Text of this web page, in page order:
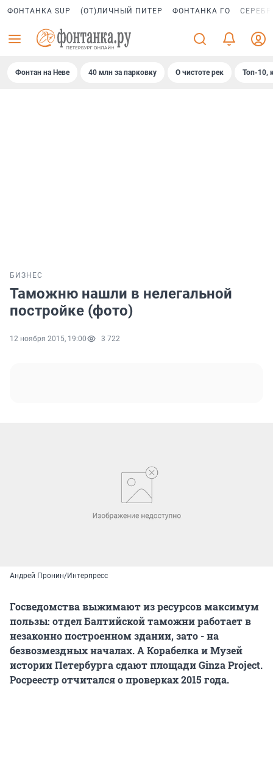
ФОНТАНКА SUP (ОТ)ЛИЧНЫЙ ПИТЕР ФОНТАНКА ГО
Фонтан на Неве 40 млн за парковку О чистоте рек Топ-10,
БИЗНЕС
Таможню нашли в нелегальной
постройке (фото)
12 ноября 2015, 19:00 3 722
Андрей Пронин/Интерпресс
Госведомства выжимают из ресурсов максимум
пользы: отдел Балтийской таможни работает в
незаконно построенном здании, зато - на
безвозмездных началах. А Корабелка и Музей
истории Петербурга сдают площади Ginza Project.
Росреестр отчитался о проверках 2015 года.